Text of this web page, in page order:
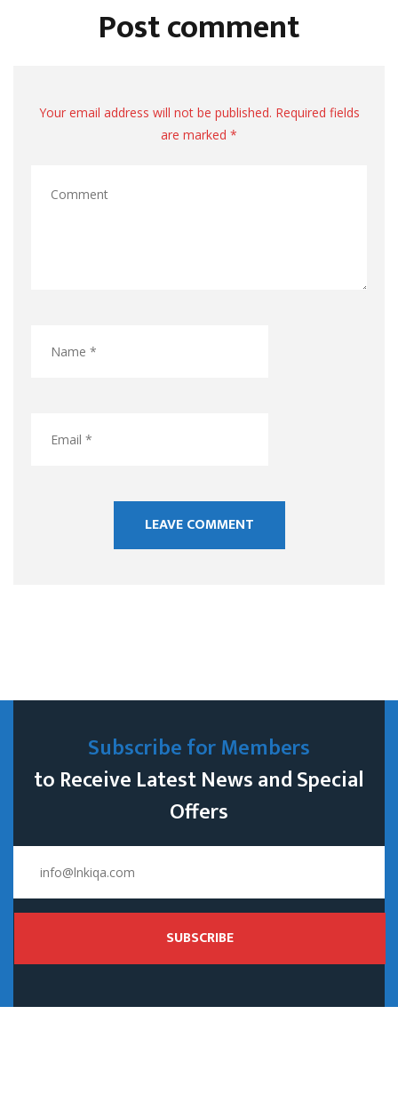
Post comment
Your email address will not be published. Required fields
are marked *
Subscribe for Members
to Receive Latest News and Special
Offers
SUBSCRIBE